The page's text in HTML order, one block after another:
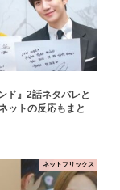
ド』2話ネタバレと
ットの反応もまと
ネットフリックス